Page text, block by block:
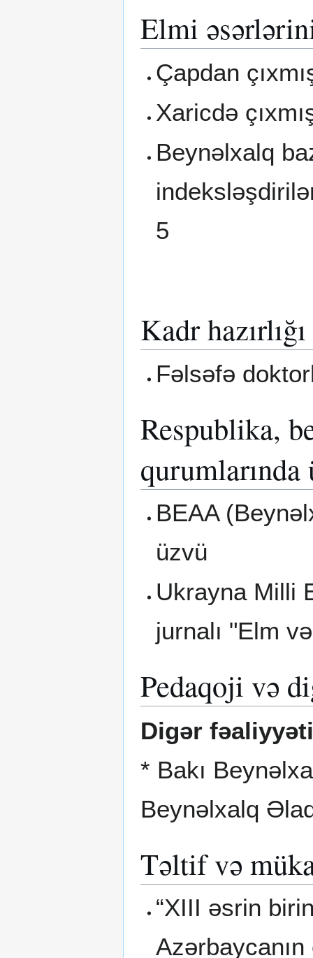
Elmi
Çapdan
Xaricdə
Beynəlxalq
5
Kadr hazırlığı
Fəlsəfə
Respublika,
BEAA
üzvü
Ukrayna Milli
jurnalı "Elm
Pedaqoji və
Digər fəaliyyəti
* Bakı
Beynəlxalq
Təltif və
“XIII əsrin